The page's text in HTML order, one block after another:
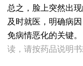
总之，脸上突然出
及时就医，明确病
免病情恶化的关键。
读，请按药品说明
女
女
女
女
眼